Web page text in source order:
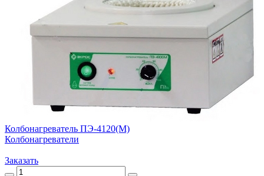
Колбонагреватель ПЭ-4120(М)
Колбонагреватели
Заказать